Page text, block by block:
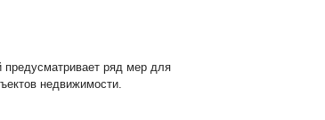
предусматривает ряд мер для
недвижимости.